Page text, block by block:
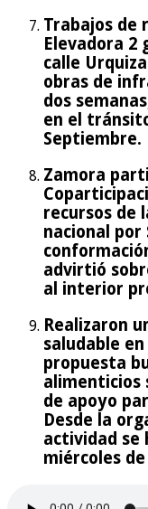
Trabajos de
Elevadora 2
calle
obras de
dos
en el
Septiembre.
Zamora
recursos de
nacional por
advirtió
al interior
Realizaron
saludable
propuesta
alimenticios
de apoyo
Desde la
actividad se
miércoles